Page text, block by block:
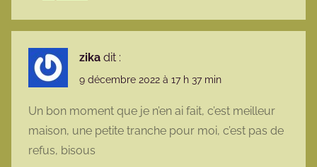
zika dit :
9 décembre 2022 à 17 h 37 min
Un bon moment que je n’en ai fait, c’est meilleur
maison, une petite tranche pour moi, c’est pas de
refus, bisous